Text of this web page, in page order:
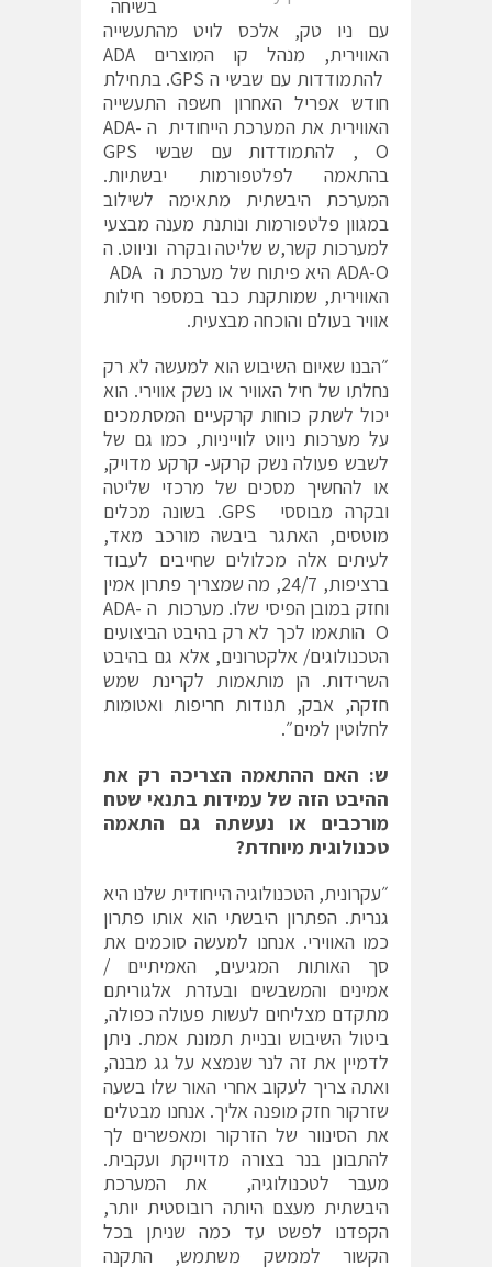
בשיחה
עם ניו טק, אלכס לויט מהתעשייה
האווירית, מנהל קו המוצרים ADA
להתמודדות עם שבשי ה GPS. בתחילת
חודש אפריל האחרון חשפה התעשייה
האווירית את המערכת הייחודית ה ADA-
O , להתמודדות עם שבשי GPS
בהתאמה לפלטפורמות יבשתיות.
המערכת היבשתית מתאימה לשילוב
במגוון פלטפורמות ונותנת מענה מבצעי
למערכות קשר,ש שליטה ובקרה וניווט. ה
האווירית, שמותקנת כבר במספר חילות
אוויר בעולם והוכחה מבצעית.
״הבנו שאיום השיבוש הוא למעשה לא רק
נחלתו של חיל האוויר או נשק אווירי. הוא
יכול לשתק כוחות קרקעיים המסתמכים
על מערכות ניווט לווייניות, כמו גם של
לשבש פעולה נשק קרקע- קרקע מדויק,
או להחשיך מסכים של מרכזי שליטה
ובקרה מבוססי GPS. בשונה מכלים
מוטסים, האתגר ביבשה מורכב מאד,
לעיתים אלה מכלולים שחייבים לעבוד
ברציפות, 24/7, מה שמצריך פתרון אמין
וחזק במובן הפיסי שלו. מערכות ה ADA-
O הותאמו לכך לא רק בהיבט הביצועים
הטכנולוגים/ אלקטרונים, אלא גם בהיבט
השרידות. הן מותאמות לקרינת שמש
חזקה, אבק, תנודות חריפות ואטומות
לחלוטין למים״.
ש: האם ההתאמה הצריכה רק את
ההיבט הזה של עמידות בתנאי שטח
מורכבים או נעשתה גם התאמה
טכנולוגית מיוחדת?
״עקרונית, הטכנולוגיה הייחודית שלנו היא
גנרית. הפתרון היבשתי הוא אותו פתרון
כמו האווירי. אנחנו למעשה סוכמים את
סך האותות המגיעים, האמיתיים /
אמינים והמשבשים ובעזרת אלגוריתם
מתקדם מצליחים לעשות פעולה כפולה,
ביטול השיבוש ובניית תמונת אמת. ניתן
לדמיין את זה לנר שנמצא על גג מבנה,
ואתה צריך לעקוב אחרי האור שלו בשעה
שזרקור חזק מופנה אליך. אנחנו מבטלים
את הסינוור של הזרקור ומאפשרים לך
להתבונן בנר בצורה מדוייקת ועקבית.
מעבר לטכנולוגיה, את המערכת
היבשתית מעצם היותה רובוסטית יותר,
הקפדנו לפשט עד כמה שניתן בכל
הקשור לממשק משתמש, התקנה